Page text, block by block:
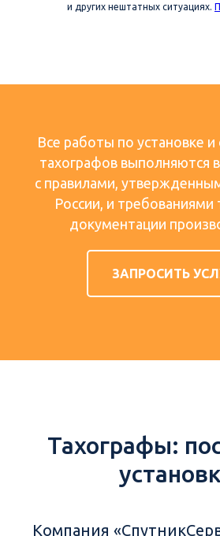
и других нештатных ситуациях.
Все работы по установке
тахографов выполняются
с правилами,
России, и требованиями
документации
ЗАПРОСИТЬ
Тахографы:
Компания